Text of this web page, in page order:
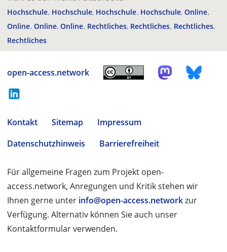
Hochschule Hochschule Hochschule Hochschule Online
Online Online Online Rechtliches Rechtliches Rechtliches
Rechtliches
open-access.network
Kontakt Sitemap
Impressum
Datenschutzhinweis
Barrierefreiheit
Für allgemeine Fragen zum Projekt open-
access.network, Anregungen und Kritik stehen wir
Ihnen gerne unter info@open-access.networkzur
Verfügung. Alternativ können Sie auch unser
Kontaktformular verwenden.